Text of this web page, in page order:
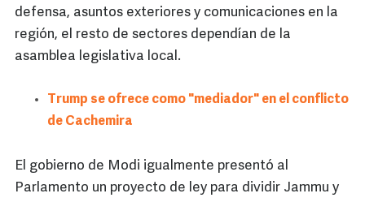
defensa, asuntos exteriores y comunicaciones en la
región, el resto de sectores dependían de la
asamblea legislativa local.
Trump se ofrece como "mediador" en el conflicto
de Cachemira
El gobierno de Modi igualmente presentó al
Parlamento un proyecto de ley para dividir Jammu y